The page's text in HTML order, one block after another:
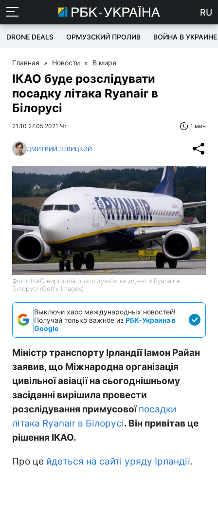
RU
DRONE DEALS ОРМУЗСКИЙ ПРОЛИВ ВОЙНА В УКРАИНЕ
Главная » Новости » В мире
ІКАО буде розслідувати
посадку літака Ryanair в
Білорусі
21:10 27.05.2021 Чт 1 мин
ДМИТРИЙ ЛЕВИЦКИЙ
Фото: ІКАО вирішила розслідувати інцидент з Ryanair в
Білорусі (Getty Images)
Выключи хаос международных новостей!
Получай только важное из РБК-Украина в
Google
Міністр транспорту Ірландії Іамон Райан
заявив, що Міжнародна організація
цивільної авіації на сьогоднішньому
засіданні вирішила провести
розслідування примусовоїпосадки
літака Ryanair в Білорусі. Він привітав це
рішення ІКАО.
Про це йдеться на сайті уряду Ірландії.